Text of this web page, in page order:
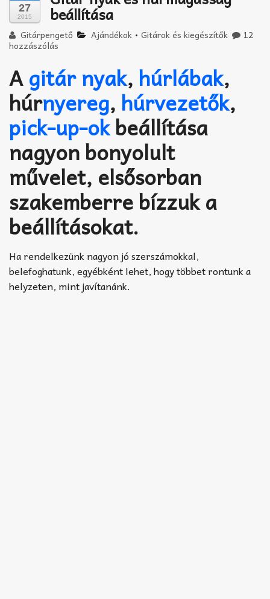
Zeneszerzés alapjai
TABok
Improvizáció
27
2015 beállítása
Gitárpengető Ajándékok •Gitárok és kiegészítők
12
hozzászólás
Agitár nyak, húrlábak,
húrnyereg, húrvezetők,
pick-up-okbeállítása
nagyon bonyolult
művelet, elsősorban
szakemberre bízzuk a
beállításokat.
Ha rendelkezünk nagyon jó szerszámokkal,
belefoghatunk, egyébként lehet, hogy többet rontunk a
helyzeten, mint javítanánk.